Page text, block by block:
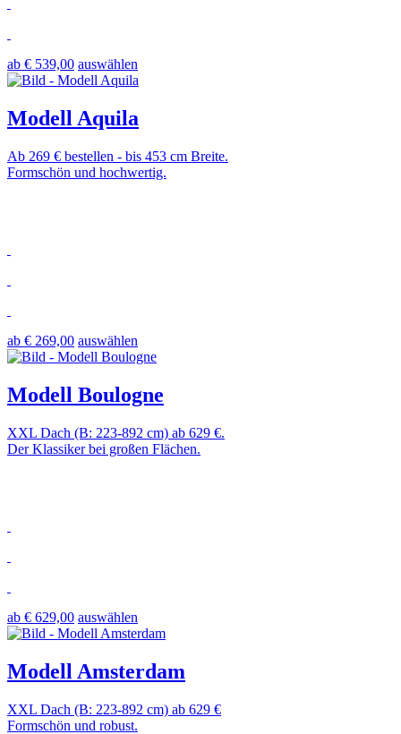
ab € 539,00 auswählen
Modell Aquila
Ab 269 € bestellen - bis 453 cm Breite.
Formschön und hochwertig.
ab € 269,00 auswählen
Modell Boulogne
XXL Dach (B: 223-892 cm) ab 629 €.
Der Klassiker bei großen Flächen.
ab € 629,00 auswählen
Modell Amsterdam
XXL Dach (B: 223-892 cm) ab 629 €
Formschön und robust.